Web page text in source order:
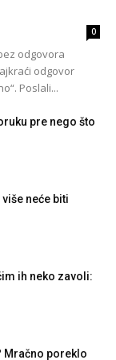
0
odgovora
odgovor
Poslali...
pre nego što
neće biti
ih neko zavoli:
Mračno poreklo